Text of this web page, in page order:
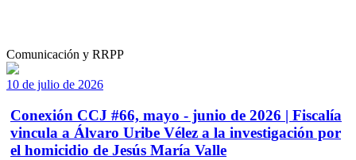
Comunicación y RRPP
10 de julio de 2026
Conexión CCJ #66, mayo - junio de 2026 | Fiscalía
vincula a Álvaro Uribe Vélez a la investigación por
el homicidio de Jesús María Valle